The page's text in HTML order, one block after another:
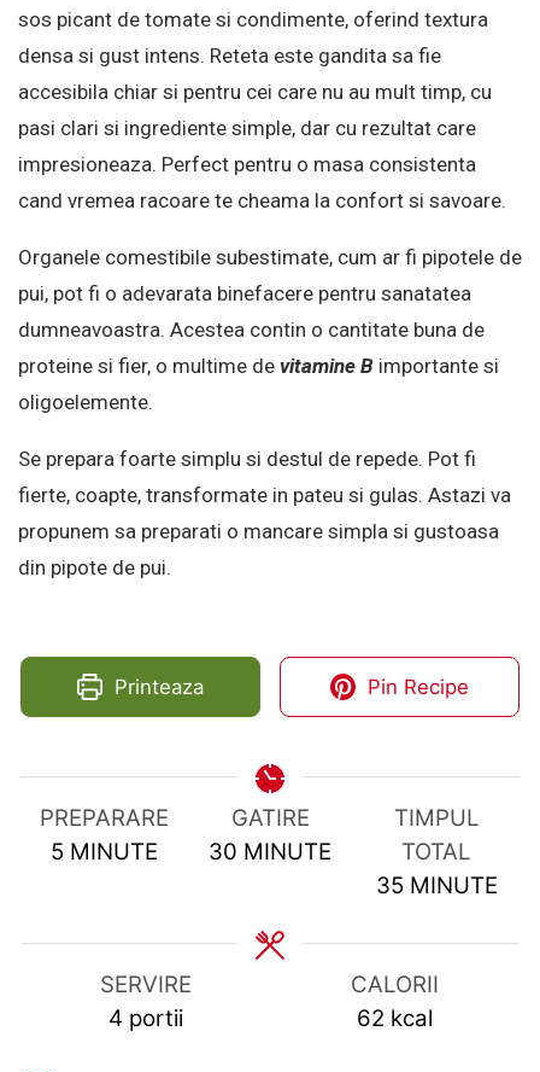
sos picant de tomate si condimente, oferind textura
densa si gust intens. Reteta este gandita sa fie
accesibila chiar si pentru cei care nu au mult timp, cu
pasi clari si ingrediente simple, dar cu rezultat care
impresioneaza. Perfect pentru o masa consistenta
cand vremea racoare te cheama la confort si savoare.
Organele comestibile subestimate, cum ar fi pipotele de
pui, pot fi o adevarata binefacere pentru sanatatea
dumneavoastra. Acestea contin o cantitate buna de
proteine si fier, o multime de vitamine B importante si
oligoelemente.
Se prepara foarte simplu si destul de repede. Pot fi
fierte, coapte, transformate in pateu si gulas. Astazi va
propunem sa preparati o mancare simpla si gustoasa
din pipote de pui.
Printeaza Pin Recipe
PREPARARE
5MINUTES
MINUTE
GATIRE
30 MINUTES
MINUTE
TIMPUL
TOTAL
35MINUTES
MINUTE
SERVIRE
4 portii
CALORII
62 kcal